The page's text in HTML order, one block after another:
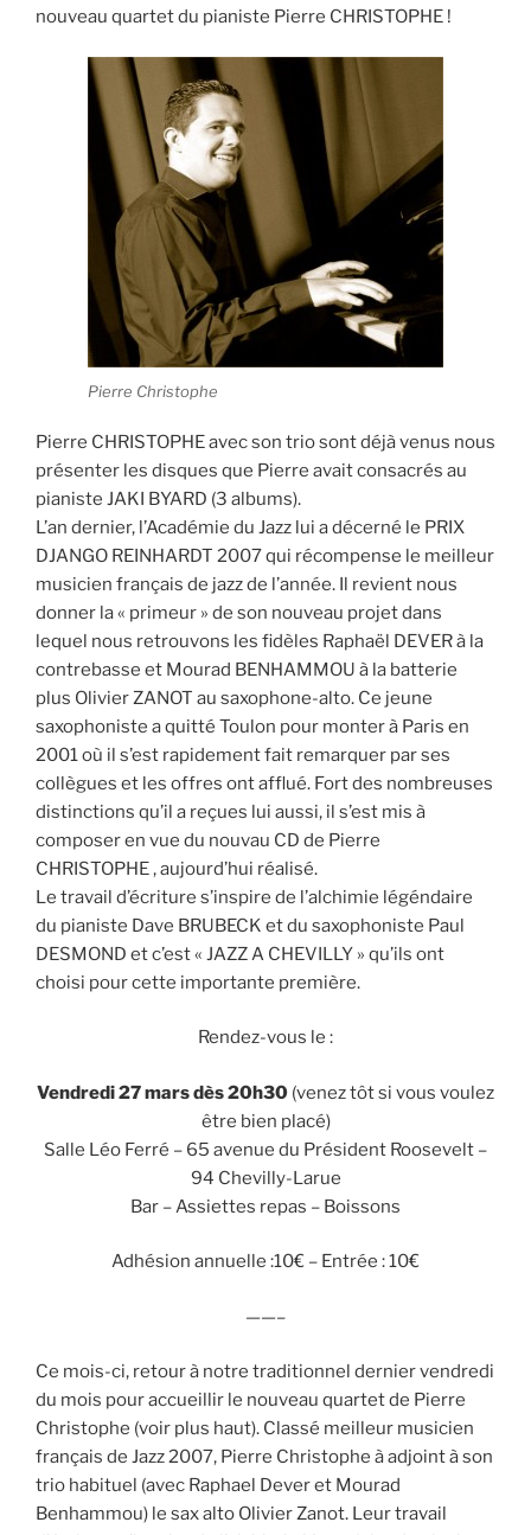
nouveau quartet du pianiste Pierre CHRISTOPHE !
Pierre Christophe
Pierre CHRISTOPHE avec son trio sont déjà venus nous
présenter les disques que Pierre avait consacrés au
pianiste JAKI BYARD (3 albums).
L’an dernier, l’Académie du Jazz lui a décerné le PRIX
DJANGO REINHARDT 2007 qui récompense le meilleur
musicien français de jazz de l’année. Il revient nous
donner la « primeur » de son nouveau projet dans
lequel nous retrouvons les fidèles Raphaël DEVER à la
contrebasse et Mourad BENHAMMOU à la batterie
plus Olivier ZANOT au saxophone-alto. Ce jeune
saxophoniste a quitté Toulon pour monter à Paris en
2001 où il s’est rapidement fait remarquer par ses
collègues et les offres ont afflué. Fort des nombreuses
distinctions qu’il a reçues lui aussi, il s’est mis à
composer en vue du nouvau CD de Pierre
CHRISTOPHE , aujourd’hui réalisé.
Le travail d’écriture s’inspire de l’alchimie légéndaire
du pianiste Dave BRUBECK et du saxophoniste Paul
DESMOND et c’est « JAZZ A CHEVILLY » qu’ils ont
choisi pour cette importante première.
Rendez-vous le :
Vendredi 27 mars dès 20h30 (venez tôt si vous voulez
être bien placé)
Salle Léo Ferré – 65 avenue du Président Roosevelt –
94 Chevilly-Larue
Bar – Assiettes repas – Boissons
Adhésion annuelle :10€ – Entrée : 10€
——–
Ce mois-ci, retour à notre traditionnel dernier vendredi
du mois pour accueillir le nouveau quartet de Pierre
Christophe (voir plus haut). Classé meilleur musicien
français de Jazz 2007, Pierre Christophe à adjoint à son
trio habituel (avec Raphael Dever et Mourad
Benhammou) le sax alto Olivier Zanot. Leur travail